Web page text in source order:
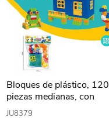
Bloques de plástico, 120
piezas medianas, con
stickers, en bolsa
JU8379